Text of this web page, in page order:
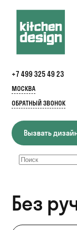
+7 499 325 49 23
МОСКВА
ОБРАТНЫЙ ЗВОНОК
Вызвать
Без